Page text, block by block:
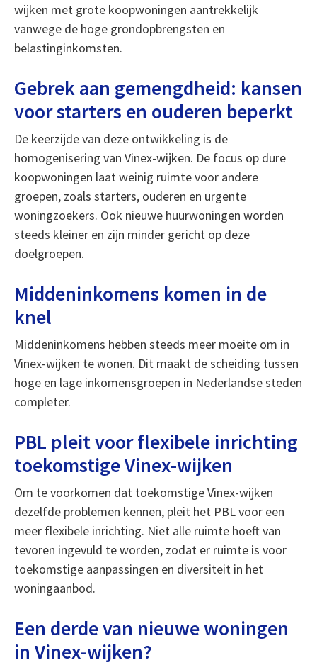
wijken met grote koopwoningen aantrekkelijk
vanwege de hoge grondopbrengsten en
belastinginkomsten.
Gebrek aan gemengdheid: kansen
voor starters en ouderen beperkt
De keerzijde van deze ontwikkeling is de
homogenisering van Vinex-wijken. De focus op dure
koopwoningen laat weinig ruimte voor andere
groepen, zoals starters, ouderen en urgente
woningzoekers. Ook nieuwe huurwoningen worden
steeds kleiner en zijn minder gericht op deze
doelgroepen.
Middeninkomens komen in de
knel
Middeninkomens hebben steeds meer moeite om in
Vinex-wijken te wonen. Dit maakt de scheiding tussen
hoge en lage inkomensgroepen in Nederlandse steden
completer.
PBL pleit voor flexibele inrichting
toekomstige Vinex-wijken
Om te voorkomen dat toekomstige Vinex-wijken
dezelfde problemen kennen, pleit het PBL voor een
meer flexibele inrichting. Niet alle ruimte hoeft van
tevoren ingevuld te worden, zodat er ruimte is voor
toekomstige aanpassingen en diversiteit in het
woningaanbod.
Een derde van nieuwe woningen
in Vinex-wijken?